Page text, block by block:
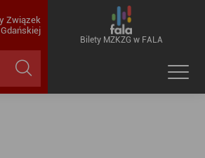
Związek
Bilety MZKZG w FALA